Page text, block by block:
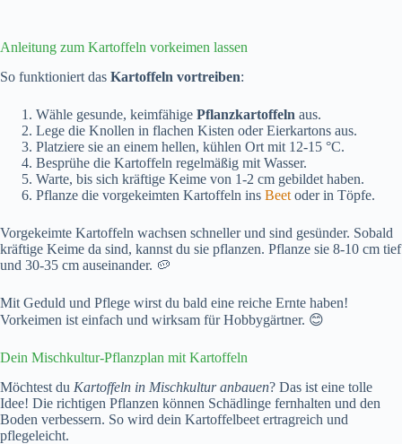
Anleitung zum Kartoffeln vorkeimen lassen
So funktioniert das Kartoffeln vortreiben:
Wähle gesunde, keimfähige Pflanzkartoffeln aus.
Lege die Knollen in flachen Kisten oder Eierkartons aus.
Platziere sie an einem hellen, kühlen Ort mit 12-15 °C.
Besprühe die Kartoffeln regelmäßig mit Wasser.
Warte, bis sich kräftige Keime von 1-2 cm gebildet haben.
Pflanze die vorgekeimten Kartoffeln ins Beet oder in Töpfe.
Vorgekeimte Kartoffeln wachsen schneller und sind gesünder. Sobald
kräftige Keime da sind, kannst du sie pflanzen. Pflanze sie 8-10 cm tief
und 30-35 cm auseinander. 🥔
Mit Geduld und Pflege wirst du bald eine reiche Ernte haben!
Vorkeimen ist einfach und wirksam für Hobbygärtner. 😊
Dein Mischkultur-Pflanzplan mit Kartoffeln
Möchtest du Kartoffeln in Mischkultur anbauen? Das ist eine tolle
Idee! Die richtigen Pflanzen können Schädlinge fernhalten und den
Boden verbessern. So wird dein Kartoffelbeet ertragreich und
pflegeleicht.